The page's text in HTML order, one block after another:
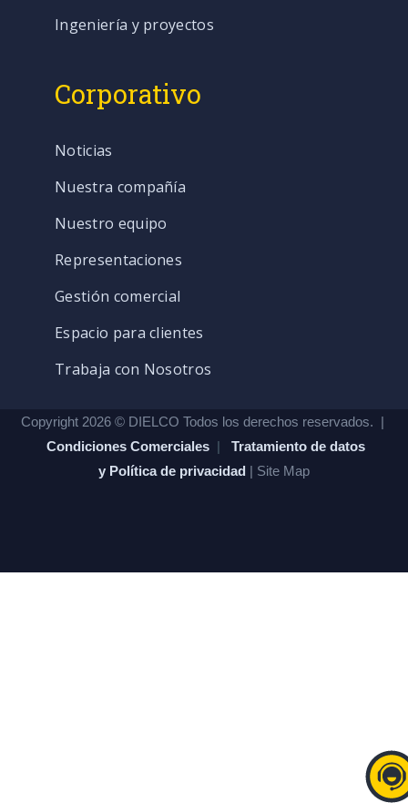
Ingeniería y proyectos
Corporativo
Noticias
Nuestra compañía
Nuestro equipo
Representaciones
Gestión comercial
Espacio para clientes
Trabaja con Nosotros
Copyright 2026 © DIELCO Todos los derechos reservados. |
Condiciones Comerciales | Tratamiento de datos
y Política de privacidad | Site Map